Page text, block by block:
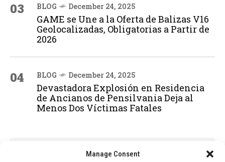
Manage Consent
03 BLOG December 24, 2025
GAME se Une a la Oferta de Balizas V16
Geolocalizadas, Obligatorias a Partir de
2026
04 BLOG December 24, 2025
Devastadora Explosión en Residencia
de Ancianos de Pensilvania Deja al
Menos Dos Víctimas Fatales